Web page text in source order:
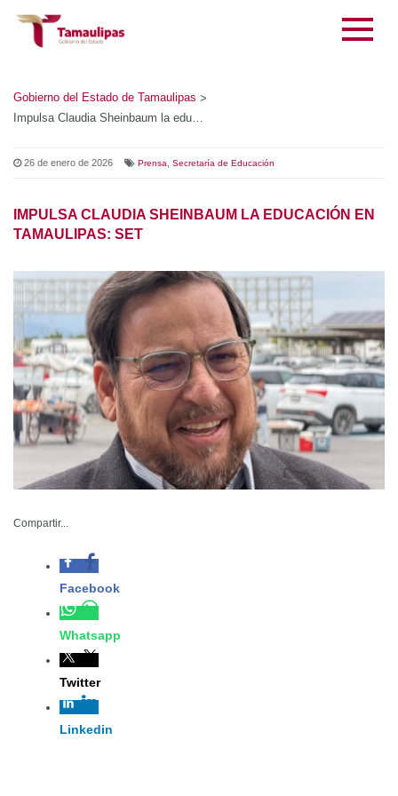
Gobierno del Estado de Tamaulipas>
Impulsa Claudia Sheinbaum la educación en Tamaulipas: SET
26 de enero de 2026 Prensa,Secretaría de Educación
IMPULSA CLAUDIA SHEINBAUM LA EDUCACIÓN EN
TAMAULIPAS: SET
Compartir...
Facebook
Whatsapp
Twitter
Linkedin